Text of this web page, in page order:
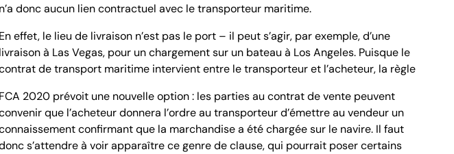
n’a donc aucun lien contractuel avec le transporteur maritime.
En effet, le lieu de livraisonn’est pas le port – il peut s’agir, par exemple, d’une
livraisonà Las Vegas, pour unchargementsur un bateau à Los Angeles. Puisque le
de transport maritime intervient entre le transporteur et l’acheteur, la règle
FCA 2020 prévoit une nouvelle option : les parties au contrat de vente peuvent
que l’acheteur donnera l’ordre au transporteur d’émettre au vendeur un
confirmant que la marchandise a été chargée sur le navire. Il faut
s’attendre à voir apparaître ce genre de clause, qui pourrait poser certains